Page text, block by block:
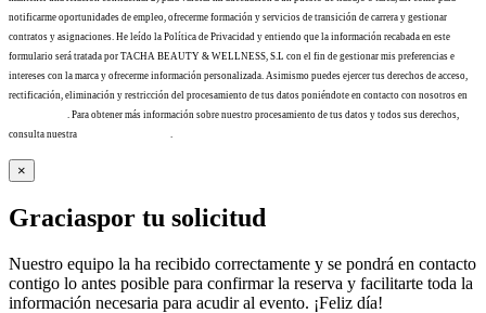
notificarme oportunidades de empleo, ofrecerme formación y servicios de transición de carrera y gestionar
contratos y asignaciones. He leído la Política de Privacidad y entiendo que la información recabada en este
formulario será tratada por TACHA BEAUTY & WELLNESS, S.L con el fin de gestionar mis preferencias e
intereses con la marca y ofrecerme información personalizada. Asimismo puedes ejercer tus derechos de acceso,
rectificación, eliminación y restricción del procesamiento de tus datos poniéndote en contacto con nosotros en
. Para obtener más información sobre nuestro procesamiento de tus datos y todos sus derechos,
consulta nuestra
.
×
Graciaspor tu solicitud
Nuestro equipo la ha recibido correctamente y se pondrá en contacto
contigo lo antes posible para confirmar la reserva y facilitarte toda la
información necesaria para acudir al evento. ¡Feliz día!